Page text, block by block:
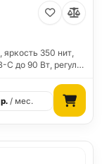
яркость 350 нит,
C до 90 Вт, регул…
р. / мес.